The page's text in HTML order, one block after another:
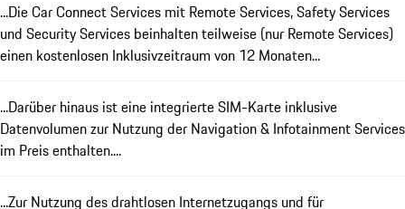
...Die Car Connect Services mit Remote Services, Safety Services
und Security Services beinhalten teilweise (nur Remote Services)
einen kostenlosen Inklusivzeitraum von 12 Monaten...
...Darüber hinaus ist eine integrierte SIM-Karte inklusive
Datenvolumen zur Nutzung der Navigation & Infotainment Services
im Preis enthalten....
...Zur Nutzung des drahtlosen Internetzugangs und für